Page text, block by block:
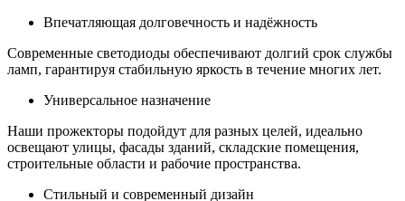
Впечатляющая долговечность и надёжность
Современные светодиоды обеспечивают долгий срок службы
ламп, гарантируя стабильную яркость в течение многих лет.
Универсальное назначение
Наши прожекторы подойдут для разных целей, идеально
освещают улицы, фасады зданий, складские помещения,
строительные области и рабочие пространства.
Стильный и современный дизайн